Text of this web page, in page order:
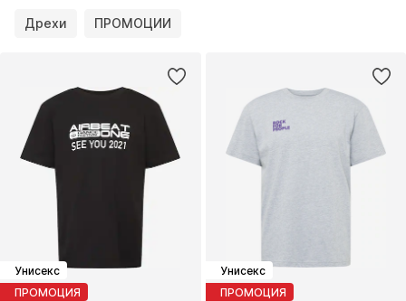
Дрехи ПРОМОЦИИ
Унисекс
ПРОМОЦИЯ
Унисекс
ПРОМОЦИЯ